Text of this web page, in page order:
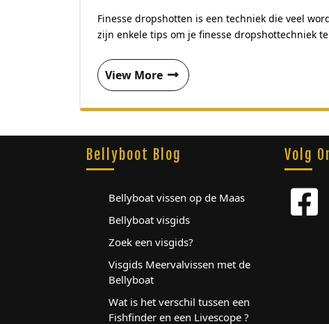
Finesse dropshotten is een techniek die veel wordt gebruikt met name bij het vissen op snoekbaars en baars Hier
zijn enkele tips om je finesse dropshottechniek
View More
Bellyboot Blog
Bellyboat vissen op de Maas
Bellyboat visgids
Zoek een visgids?
Visgids Meervalvissen met de
Bellyboat
Wat is het verschil tussen een
Fishfinder en een Livescope ?
Volg